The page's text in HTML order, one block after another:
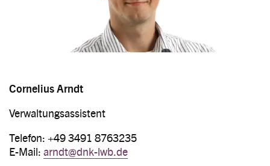
Cornelius Arndt
Verwaltungsassistent
Telefon: +49 3491 8763235
E-Mail: arndt@dnk-lwb.de